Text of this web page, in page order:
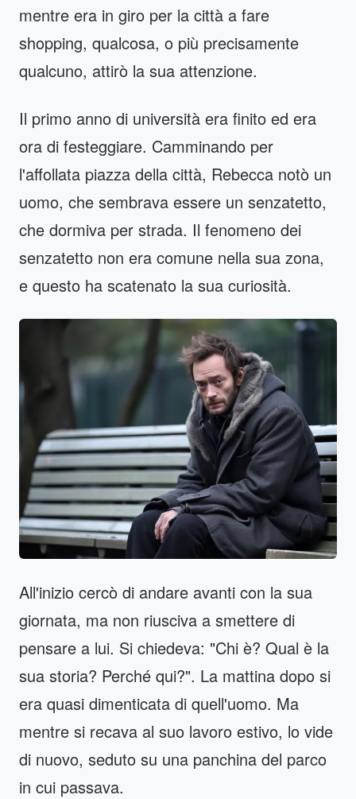
mentre era in giro per la città a fare
shopping, qualcosa, o più precisamente
qualcuno, attirò la sua attenzione.
Il primo anno di università era finito ed era
ora di festeggiare. Camminando per
l'affollata piazza della città, Rebecca notò un
uomo, che sembrava essere un senzatetto,
che dormiva per strada. Il fenomeno dei
senzatetto non era comune nella sua zona,
e questo ha scatenato la sua curiosità.
All'inizio cercò di andare avanti con la sua
giornata, ma non riusciva a smettere di
pensare a lui. Si chiedeva: "Chi è? Qual è la
sua storia? Perché qui?". La mattina dopo si
era quasi dimenticata di quell'uomo. Ma
mentre si recava al suo lavoro estivo, lo vide
di nuovo, seduto su una panchina del parco
in cui passava.